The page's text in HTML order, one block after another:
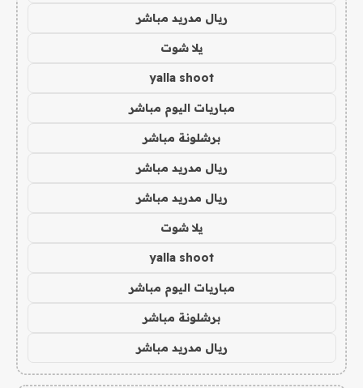
ريال مدريد مباشر
يلا شوت
yalla shoot
مباريات اليوم مباشر
برشلونة مباشر
ريال مدريد مباشر
ريال مدريد مباشر
يلا شوت
yalla shoot
مباريات اليوم مباشر
برشلونة مباشر
ريال مدريد مباشر